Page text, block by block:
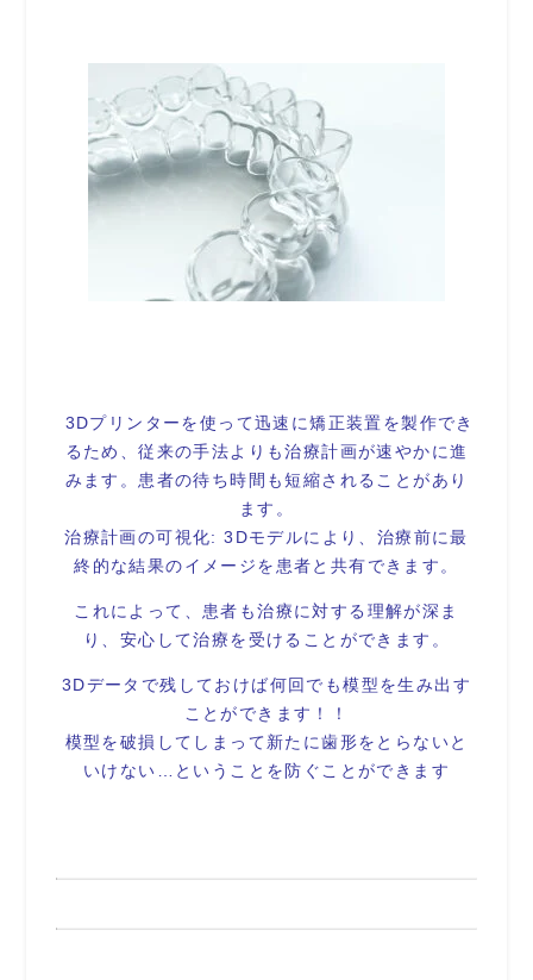
3Dプリンターを使って迅速に矯正装置を製作でき
るため、従来の手法よりも治療計画が速やかに進
みます。患者の待ち時間も短縮されることがあり
ます。
治療計画の可視化: 3Dモデルにより、治療前に最
終的な結果のイメージを患者と共有できます。
これによって、患者も治療に対する理解が深ま
り、安心して治療を受けることができます。
3Dデータで残しておけば何回でも模型を生み出す
ことができます！！
模型を破損してしまって新たに歯形をとらないと
いけない…ということを防ぐことができます